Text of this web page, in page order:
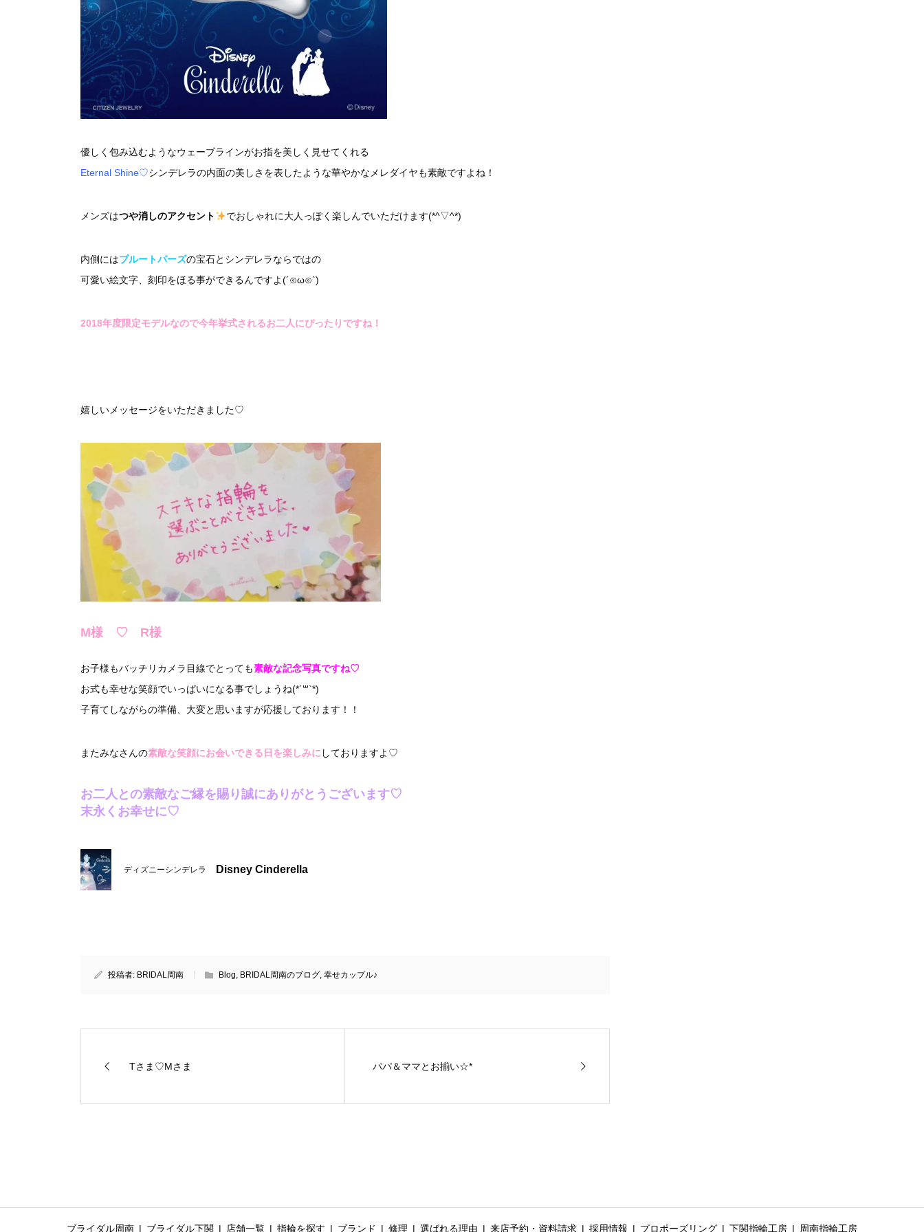
優しく包み込むようなウェーブラインがお指を美しく見せてくれる
Eternal Shine♡シンデレラの内面の美しさを表したような華やかなメレダイヤも素敵ですよね！
メンズはつや消しのアクセント でおしゃれに大人っぽく楽しんでいただけます(*^▽^*)
内側にはブルートパーズの宝石とシンデレラならではの
可愛い絵文字、刻印をほる事ができるんですよ(´⊙ω⊙`)
2018年度限定モデルなので今年挙式されるお二人にぴったりですね！
嬉しいメッセージをいただきました♡
M様 ♡ R様
お子様もバッチリカメラ目線でとっても素敵な記念写真ですね♡
お式も幸せな笑顔でいっぱいになる事でしょうね(*´꒳`*)
子育てしながらの準備、大変と思いますが応援しております！！
またみなさんの素敵な笑顔にお会いできる日を楽しみに しておりますよ♡
お二人との素敵なご縁を賜り誠にありがとうございます♡
末永くお幸せに♡
ディズニーシンデレラ Disney Cinderella
投稿者: BRIDAL周南 Blog, BRIDAL周南のブログ, 幸せカップル♪
Tさま♡Mさま パパ＆ママとお揃い☆*
ブライダル周南 ブライダル下関 店舗一覧 指輪を探す ブランド 修理 選ばれる理由 来店予約・資料請求 採用情報 プロポーズリング 下関指輪工房 周南指輪工房